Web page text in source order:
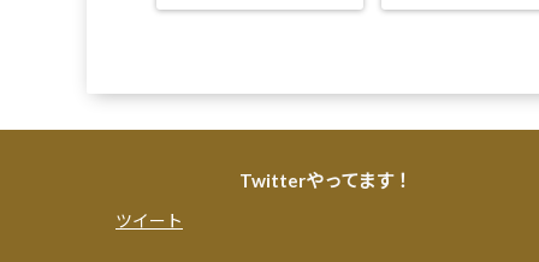
Twitterやってます！
ツイート